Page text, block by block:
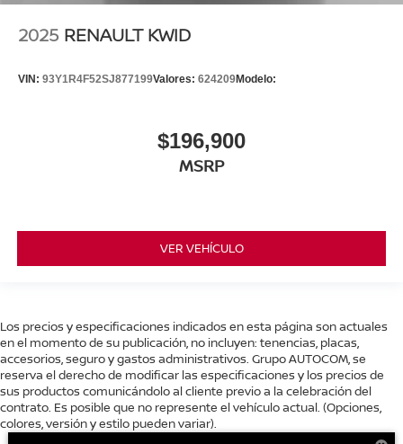
2025 RENAULT KWID
VIN: 93Y1R4F52SJ877199Valores: 624209Modelo:
$196,900
MSRP
VER VEHÍCULO
Los precios y especificaciones indicados en esta página son actuales
en el momento de su publicación, no incluyen: tenencias, placas,
accesorios, seguro y gastos administrativos. Grupo AUTOCOM, se
reserva el derecho de modificar las especificaciones y los precios de
sus productos comunicándolo al cliente previo a la celebración del
contrato. Es posible que no represente el vehículo actual. (Opciones,
colores, versión y estilo pueden variar).